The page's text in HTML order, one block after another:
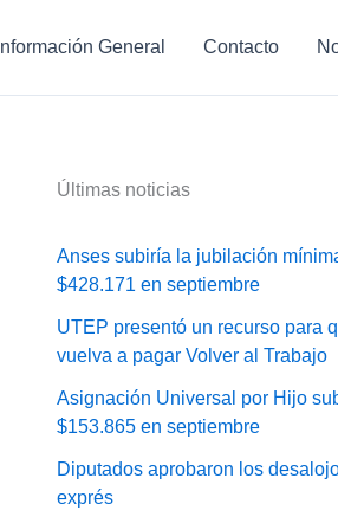
Información General Contacto
Últimas noticias
Anses subiría la jubilación
$428.171 en septiembre
UTEP presentó un recurso para
vuelva a pagar Volver al Trabajo
Asignación Universal por Hijo
$153.865 en septiembre
Diputados aprobaron los
exprés